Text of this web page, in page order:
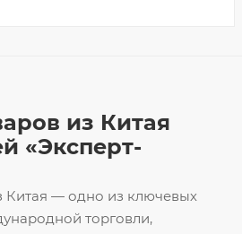
Китая — одно из ключевых
торговли,
из Китая
«Эксперт-